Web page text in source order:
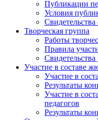
Публикации
Условия
Творческая группа
Работы
Правила
Участие в составе
Участие в
Результаты
Участие в
педагогов
Результаты